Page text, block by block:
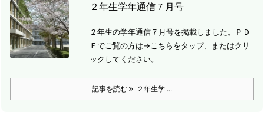
２年生学年通信７月号
２年生の学年通信７月号を掲載しました。
ＰＤ
Ｆでご覧の方は→こちらをタップ、またはクリ
ックしてください。
記事を読む ２年生学 ...